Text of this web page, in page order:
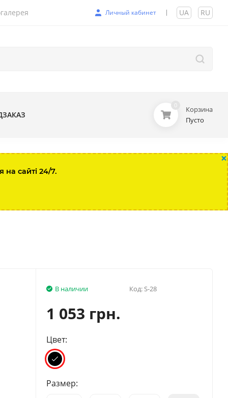
Личный кабинет UA RU
0
Корзина
Пусто
×
сайті 24/7.
В наличии Код:S-28
1 053 грн.
Цвет:
Размер: